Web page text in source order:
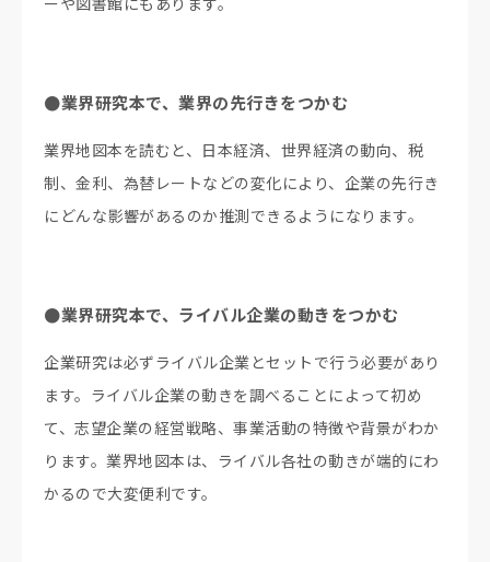
●業界研究本で、業界の先行きをつかむ
業界地図本を読むと、日本経済、世界経済の動向、税
制、金利、為替レートなどの変化により、企業の先行き
にどんな影響があるのか推測できるようになります。
●業界研究本で、ライバル企業の動きをつかむ
企業研究は必ずライバル企業とセットで行う必要があり
ます。ライバル企業の動きを調べることによって初め
て、志望企業の経営戦略、事業活動の特徴や背景がわか
ります。業界地図本は、ライバル各社の動きが端的にわ
かるので大変便利です。